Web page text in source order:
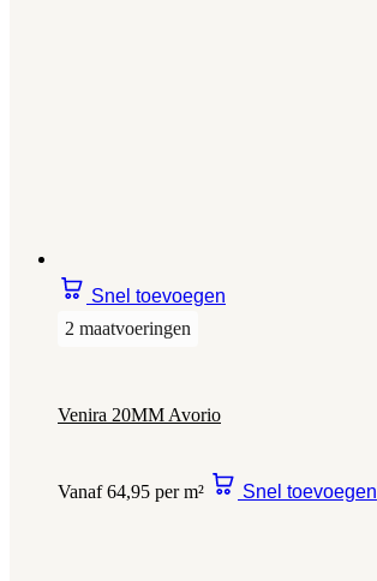
Snel toevoegen
2 maatvoeringen
Venira 20MM Avorio
Vanaf 64,95 per m² Snel toevoegen